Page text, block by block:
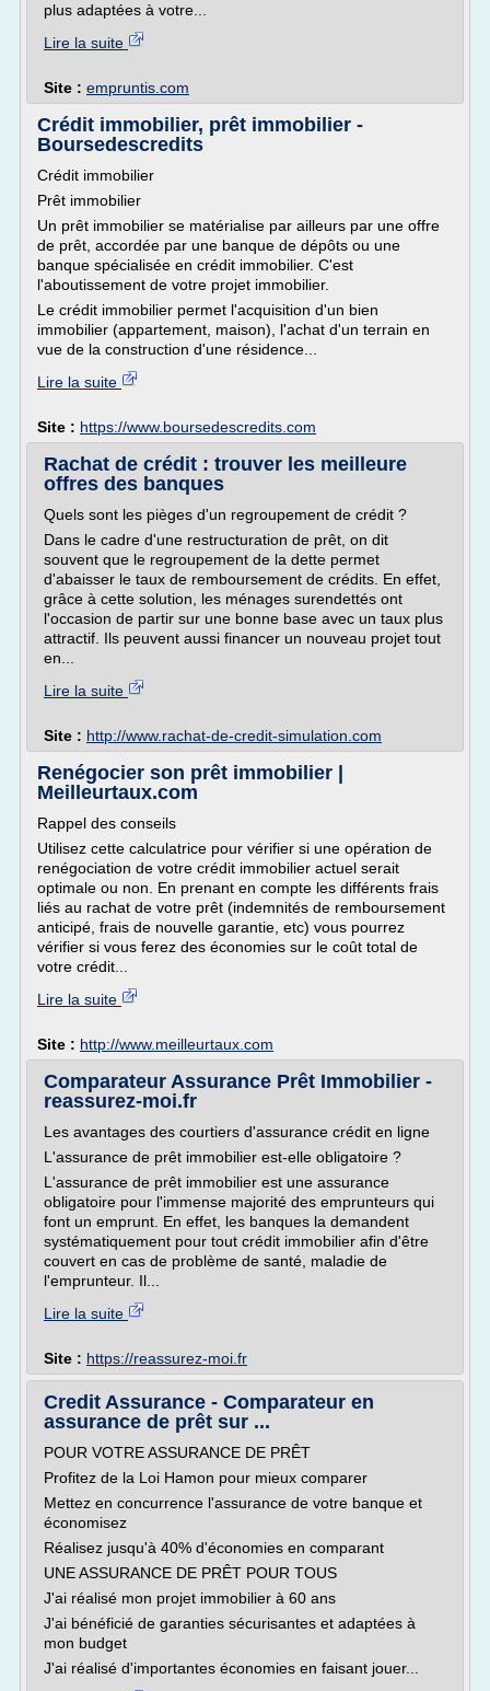
plus adaptées à votre...
Lire la suite
Site : empruntis.com
Crédit immobilier, prêt immobilier -
Boursedescredits
Crédit immobilier
Prêt immobilier
Un prêt immobilier se matérialise par ailleurs par une offre
de prêt, accordée par une banque de dépôts ou une
banque spécialisée en crédit immobilier. C'est
l'aboutissement de votre projet immobilier.
Le crédit immobilier permet l'acquisition d'un bien
immobilier (appartement, maison), l'achat d'un terrain en
vue de la construction d'une résidence...
Lire la suite
Site : https://www.boursedescredits.com
Rachat de crédit : trouver les meilleure
offres des banques
Quels sont les pièges d'un regroupement de crédit ?
Dans le cadre d'une restructuration de prêt, on dit
souvent que le regroupement de la dette permet
d'abaisser le taux de remboursement de crédits. En effet,
grâce à cette solution, les ménages surendettés ont
l'occasion de partir sur une bonne base avec un taux plus
attractif. Ils peuvent aussi financer un nouveau projet tout
en...
Lire la suite
Site : http://www.rachat-de-credit-simulation.com
Renégocier son prêt immobilier |
Meilleurtaux.com
Rappel des conseils
Utilisez cette calculatrice pour vérifier si une opération de
renégociation de votre crédit immobilier actuel serait
optimale ou non. En prenant en compte les différents frais
liés au rachat de votre prêt (indemnités de remboursement
anticipé, frais de nouvelle garantie, etc) vous pourrez
vérifier si vous ferez des économies sur le coût total de
votre crédit...
Lire la suite
Site : http://www.meilleurtaux.com
Comparateur Assurance Prêt Immobilier -
reassurez-moi.fr
Les avantages des courtiers d'assurance crédit en ligne
L'assurance de prêt immobilier est-elle obligatoire ?
L'assurance de prêt immobilier est une assurance
obligatoire pour l'immense majorité des emprunteurs qui
font un emprunt. En effet, les banques la demandent
systématiquement pour tout crédit immobilier afin d'être
couvert en cas de problème de santé, maladie de
l'emprunteur. Il...
Lire la suite
Site : https://reassurez-moi.fr
Credit Assurance - Comparateur en
assurance de prêt sur ...
POUR VOTRE ASSURANCE DE PRÊT
Profitez de la Loi Hamon pour mieux comparer
Mettez en concurrence l'assurance de votre banque et
économisez
Réalisez jusqu'à 40% d'économies en comparant
UNE ASSURANCE DE PRÊT POUR TOUS
J'ai réalisé mon projet immobilier à 60 ans
J'ai bénéficié de garanties sécurisantes et adaptées à
mon budget
J'ai réalisé d'importantes économies en faisant jouer...